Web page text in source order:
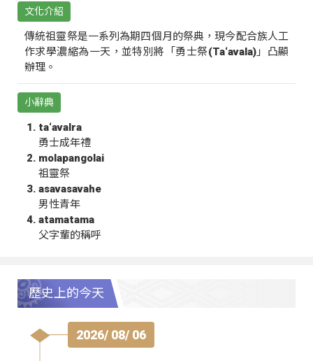
文化介紹
傳統祖靈祭是一系列為期四個月的祭典，現今配合族人工
作求學濃縮為一天，並特別將「勇士祭(Ta‘avala)」凸顯
辦理。
小辭典
ta‘avalra
勇士成年禮
molapangolai
祖靈祭
asavasavahe
男性青年
atamatama
父字輩的稱呼
歷史上的今天
2026/ 08/ 06